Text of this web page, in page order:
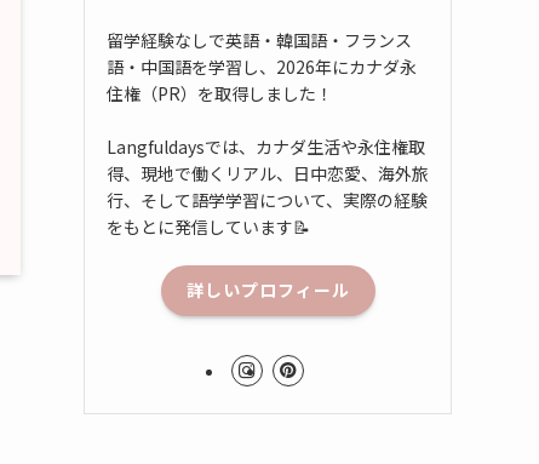
留学経験なしで英語・韓国語・フランス
語・中国語を学習し、2026年にカナダ永
住権（PR）を取得しました！
Langfuldaysでは、カナダ生活や永住権取
得、現地で働くリアル、日中恋愛、海外旅
行、そして語学学習について、実際の経験
をもとに発信しています📝
詳しいプロフィール